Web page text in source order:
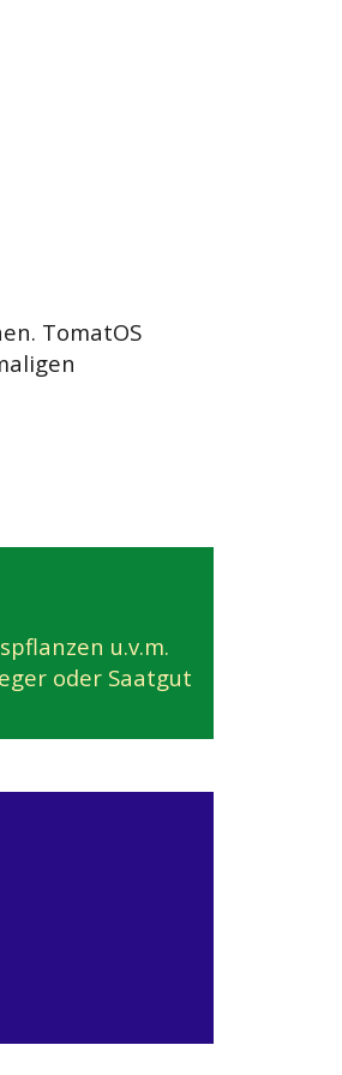
TomatOS
u.v.m.
oder Saatgut